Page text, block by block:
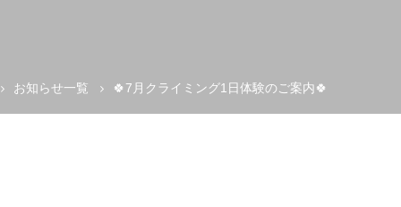
ム(OPAS)
お知らせ一覧 🍀7月クライミング1日体験のご案内🍀